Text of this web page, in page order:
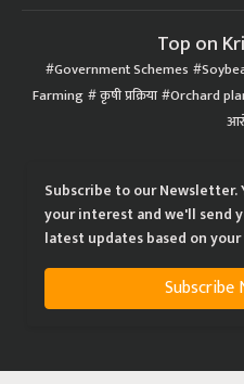
Top on
Government Schemes
Farming कृषी प्रक्रिया Orchard
Subscribe to our
your interest and we'll send
latest updates based on